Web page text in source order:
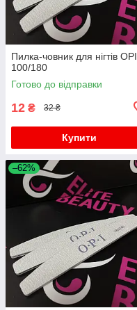
Пилка-човник для нігтів OPI
100/180
Готово до відправки
12 ₴ 32 ₴
Купити
–62%